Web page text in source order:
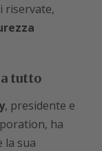
riservate,
tutto
, presidente e
ha
la sua